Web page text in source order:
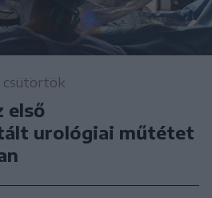
csütörtök
első
urológiai műtétet